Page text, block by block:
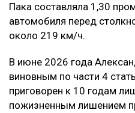
Пака составляла 1,30
автомобиля перед
около 219 км/ч.
В июне 2026 года
виновным по части 4
приговорен к 10 годам
пожизненным лишением